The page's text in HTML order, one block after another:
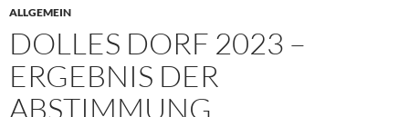
ALLGEMEIN
DOLLES DORF 2023 –
ERGEBNIS DER
ABSTIMMUNG